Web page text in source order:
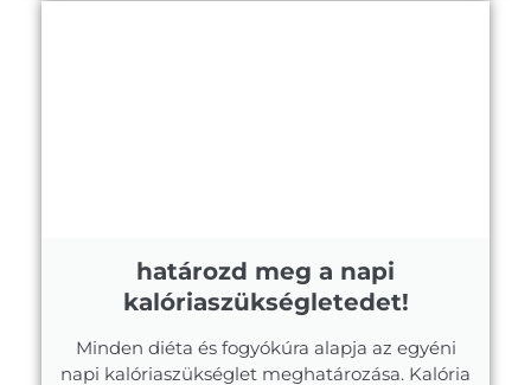
határozd meg a napi
kalóriaszükségletedet!
Minden diéta és fogyókúra alapja az egyéni
napi kalóriaszükséglet meghatározása. Kalória